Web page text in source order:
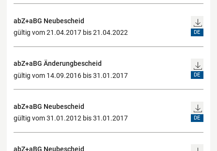
abZ+aBG Neubescheid
gültig vom 21.04.2017 bis 21.04.2022
DE
abZ+aBG Änderungbescheid
gültig vom 14.09.2016 bis 31.01.2017
DE
abZ+aBG Neubescheid
gültig vom 31.01.2012 bis 31.01.2017
DE
abZ+aBG Neubescheid